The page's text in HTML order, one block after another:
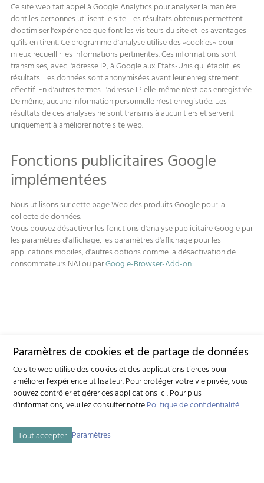
Ce site web fait appel à Google Analytics pour analyser la manière
dont les personnes utilisent le site. Les résultats obtenus permettent
d'optimiser l'expérience que font les visiteurs du site et les avantages
qu'ils en tirent. Ce programme d'analyse utilise des «cookies» pour
mieux recueillir les informations pertinentes. Ces informations sont
transmises, avec l'adresse IP, à Google aux Etats-Unis qui établit les
résultats. Les données sont anonymisées avant leur enregistrement
effectif. En d'autres termes: l'adresse IP elle-même n'est pas enregistrée.
De même, aucune information personnelle n'est enregistrée. Les
résultats de ces analyses ne sont transmis à aucun tiers et servent
uniquement à améliorer notre site web.
Fonctions publicitaires Google
implémentées
Nous utilisons sur cette page Web des produits Google pour la
collecte de données.
Vous pouvez désactiver les fonctions d'analyse publicitaire Google par
les paramètres d'affichage, les paramètres d'affichage pour les
applications mobiles, d'autres options comme la désactivation de
consommateurs NAI ou parGoogle-Browser-Add-on.
Paramètres de cookies et de partage de données
Ce site web utilise des cookies et des applications tierces pour
améliorer l'expérience utilisateur. Pour protéger votre vie privée, vous
pouvez contrôler et gérer ces applications ici.Pour plus
d'informations, veuillez consulter notrePolitique de confidentialité.
Tout accepter Paramètres